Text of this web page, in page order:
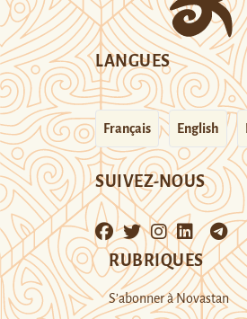
LANGUES
Français English
SUIVEZ-NOUS
RUBRIQUES
S’abonner à Novastan